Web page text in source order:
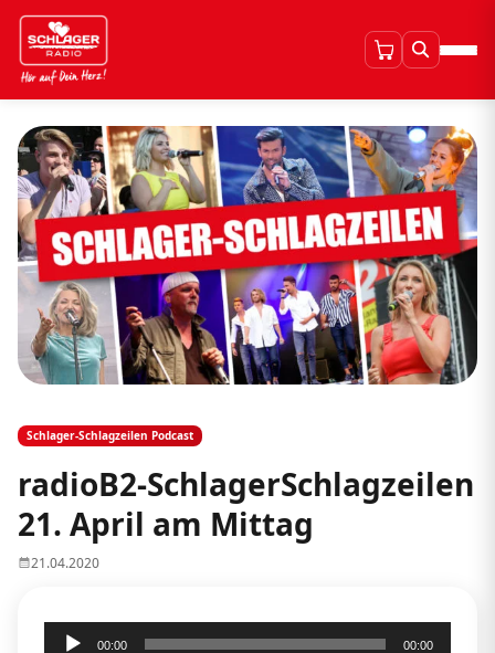
Schlager-Schlagzeilen Podcast
radioB2-SchlagerSchlagzeilen
21. April am Mittag
21.04.2020
Audio-
00:00 00:00